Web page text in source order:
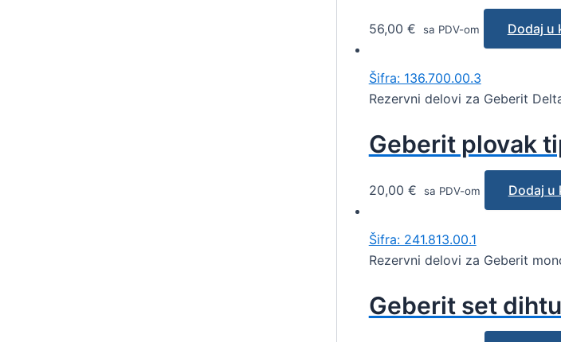
56,00 € sa PDV-om Dodaj u
Šifra: 136.700.00.3
Rezervni delovi za Geberit
Geberit plovak
20,00 € sa PDV-om Dodaj u
Šifra: 241.813.00.1
Rezervni delovi za Geberit
Geberit set